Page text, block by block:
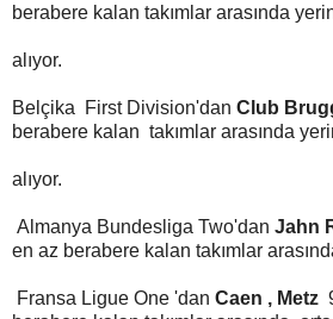
berabere kalan takımlar arasında
alıyor.
Belçika First Division'dan Club
berabere kalan takımlar arasında
alıyor.
Almanya Bundesliga Two'dan Jahn
en az berabere kalan takımlar
Fransa Ligue One 'dan Caen , Metz